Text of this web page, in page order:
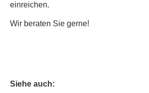
einreichen.
Wir beraten Sie gerne!
Siehe auch: